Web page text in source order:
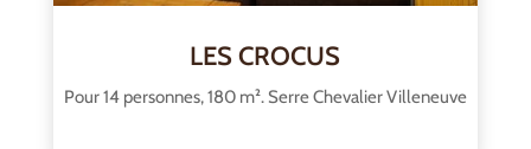
LES CROCUS
Pour 14 personnes, 180 m². Serre Chevalier Villeneuve